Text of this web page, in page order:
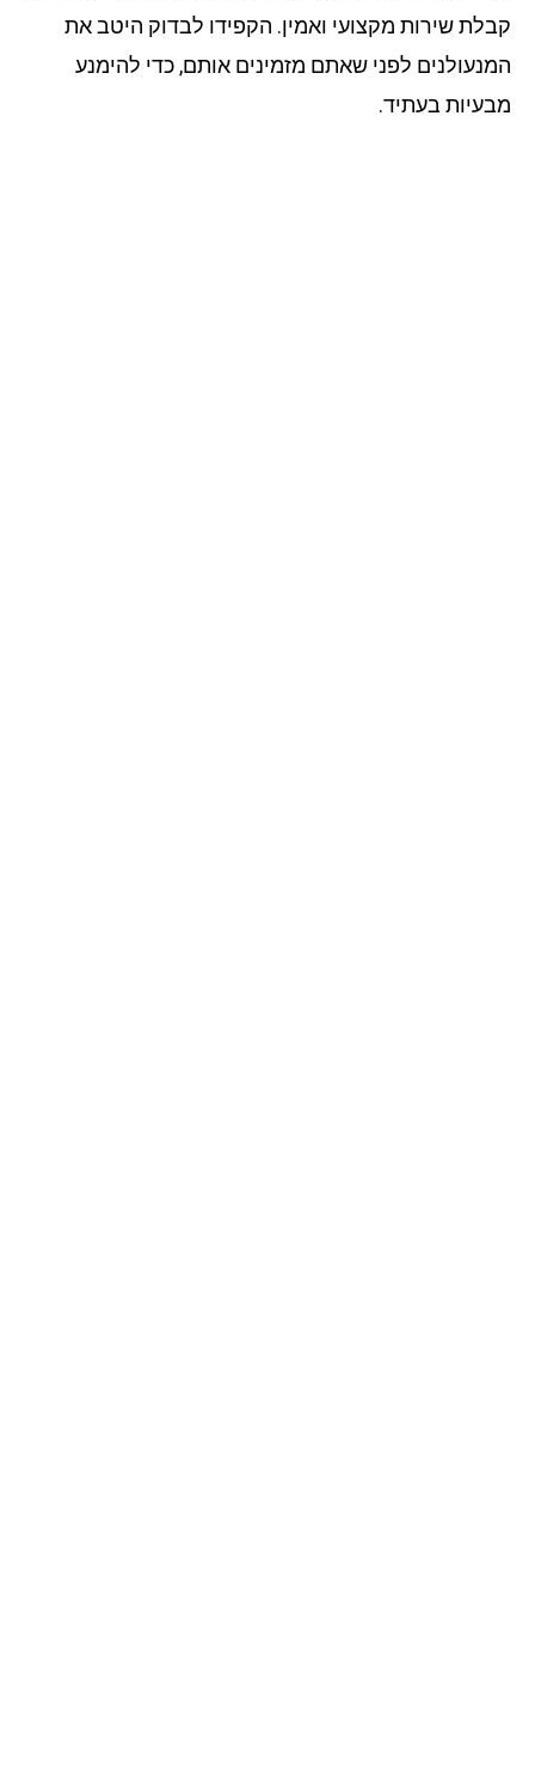
שירות מקצועי ואמין. הקפידו לבדוק היטב את
לפני שאתם מזמינים אותם, כדי להימנע
בעתיד.